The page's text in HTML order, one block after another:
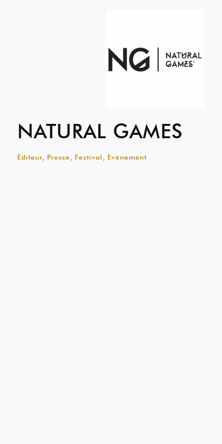
NATURAL GAMES
Editeur, Presse, Festival, Evénement